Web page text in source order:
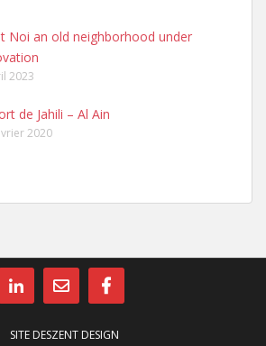
Noi an old neighborhood under
2023
de Jahili – Al Ain
2020
SITE DESZENT DESIGN